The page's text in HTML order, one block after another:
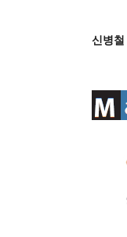
신병철